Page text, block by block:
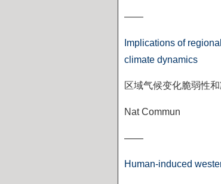
——
Implications of
climate dynamics
区域气候变化脆弱性
Nat Commun
——
Human-induced